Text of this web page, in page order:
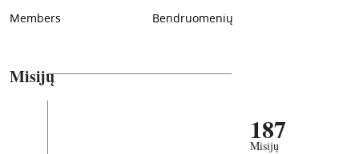
Members Bendruomenių
Misijų
187
Misijų